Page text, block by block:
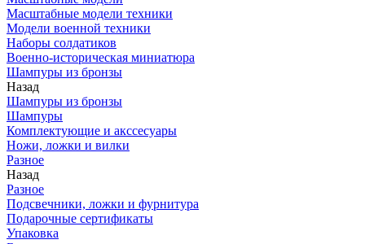
Масштабные модели техники
Модели военной техники
Наборы солдатиков
Военно-историческая миниатюра
Шампуры из бронзы
Назад
Шампуры из бронзы
Шампуры
Комплектующие и акссесуары
Ножи, ложки и вилки
Разное
Назад
Разное
Подсвечники, ложки и фурнитура
Подарочные сертификаты
Упаковка